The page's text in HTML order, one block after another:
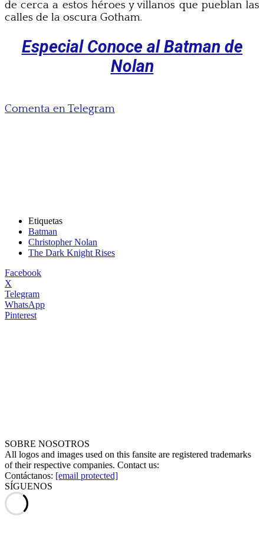
de cerca a estos héroes y villanos que pueblan las
calles de la oscura Gotham.
Especial Conoce al Batman de
Nolan
Comenta en Telegram
Etiquetas
Batman
Christopher Nolan
The Dark Knight Rises
Facebook
X
Telegram
WhatsApp
Pinterest
SOBRE NOSOTROS
All logos and images used on this fansite are registered trademarks
of their respective companies. Contact us:
Contáctanos: [email protected]
SÍGUENOS